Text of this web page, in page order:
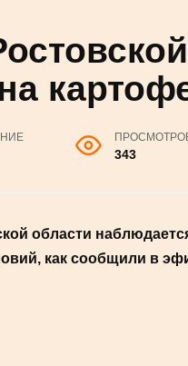
343
области
как сообщили в